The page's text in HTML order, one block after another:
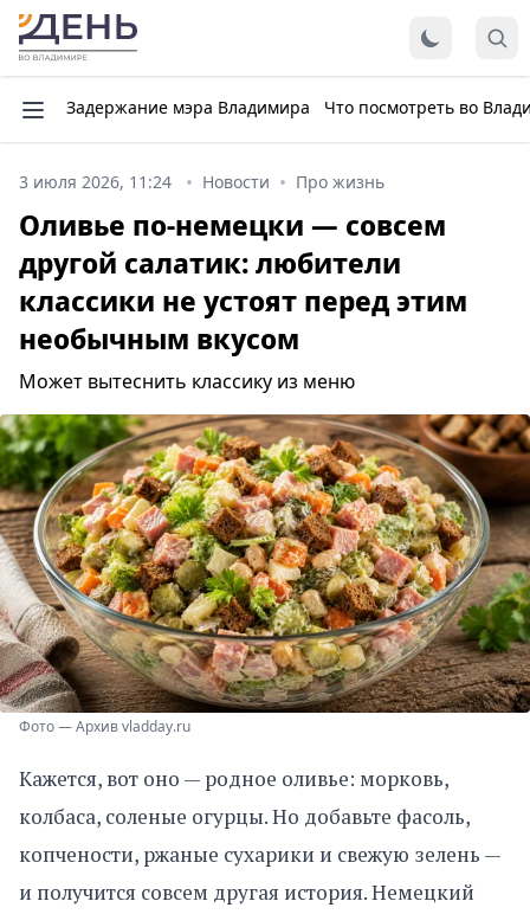
Задержание мэра Владимира Что посмотреть во
3 июля 2026, 11:24 Новости Про жизнь
Оливье по-немецки — совсем
другой салатик: любители
классики не устоят перед этим
необычным вкусом
Может вытеснить классику из меню
Фото — Архив vladday.ru
Кажется, вот оно — родное оливье: морковь,
колбаса, соленые огурцы. Но добавьте фасоль,
копчености, ржаные сухарики и свежую зелень —
и получится совсем другая история. Немецкий